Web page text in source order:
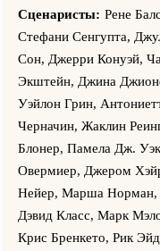
Сценаристы: Рене
Стефани Сенгупта,
Сон, Джерри Конуэй,
Экштейн, Джина
Уэйлон Грин,
Черначин, Жаклин
Блонер, Памела Дж.
Овермиер, Джером
Нейер, Марша
Дэвид Класс, Марк
Крис Бренкето, Рик